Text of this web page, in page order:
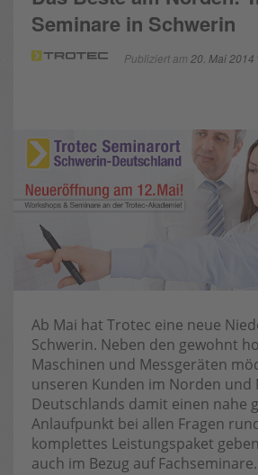
Seminare in Schwerin
Publiziert am 20. Mai 2014
Ab Mai hat Trotec eine neue
Schwerin. Neben den gewohnt
Maschinen und Messgeräten
unseren Kunden im Norden und
Deutschlands damit einen nahe
Anlaufpunkt bei allen Fragen
komplettes Leistungspaket
auch im Bezug auf Fachseminare.